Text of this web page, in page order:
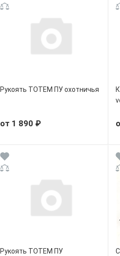
Рукоять ТОТЕМ ПУ охотничья
от 1 890 ₽
Рукоять ТОТЕМ ПУ